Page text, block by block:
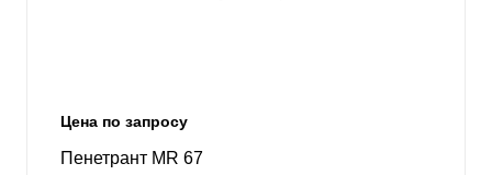
Цена по запросу
Пенетрант MR 67